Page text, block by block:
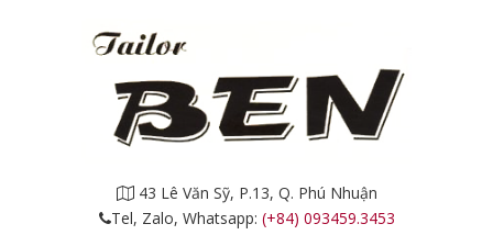
43 Lê Văn Sỹ, P.13, Q. Phú Nhuận
Tel, Zalo, Whatsapp: (+84) 093459.3453